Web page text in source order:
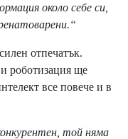
около себе си,
отпечатък.
роботизация ще
все повече и в
той няма